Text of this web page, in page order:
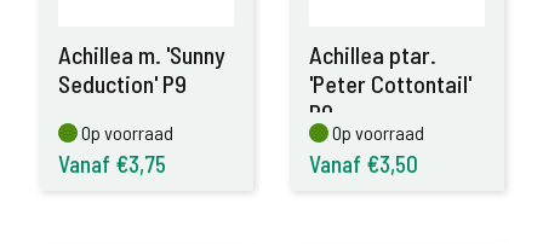
Achillea m. 'Sunny
Seduction' P9
Op voorraad
Op voorraad
Vanaf €3,75
Achillea ptar.
'Peter Cottontail'
P9
Op voorraad
Op voorraad
Vanaf €3,50